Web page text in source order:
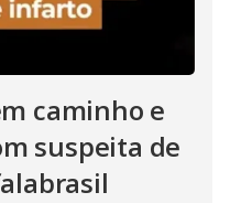
caminho e
suspeita de